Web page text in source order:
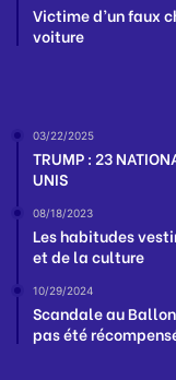
Victime d’un faux
voiture
03/22/2025
TRUMP : 23
UNIS
08/18/2023
Les habitudes
et de la culture
10/29/2024
Scandale au
pas été